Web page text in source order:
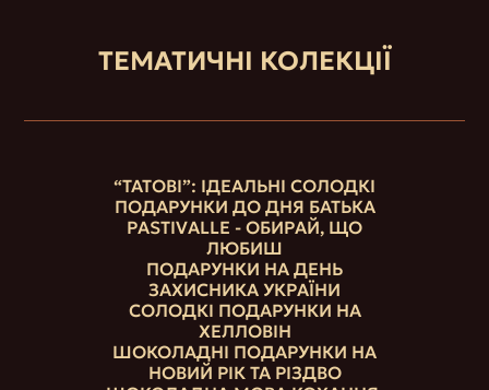
ТЕМАТИЧНІ КОЛЕКЦІЇ
“ТАТОВІ”: ІДЕАЛЬНІ СОЛОДКІ
ПОДАРУНКИ ДО ДНЯ БАТЬКА
PASTIVALLE - ОБИРАЙ, ЩО
ЛЮБИШ
ПОДАРУНКИ НА ДЕНЬ
ЗАХИСНИКА УКРАЇНИ
СОЛОДКІ ПОДАРУНКИ НА
ХЕЛЛОВІН
ШОКОЛАДНІ ПОДАРУНКИ НА
НОВИЙ РІК ТА РІЗДВО